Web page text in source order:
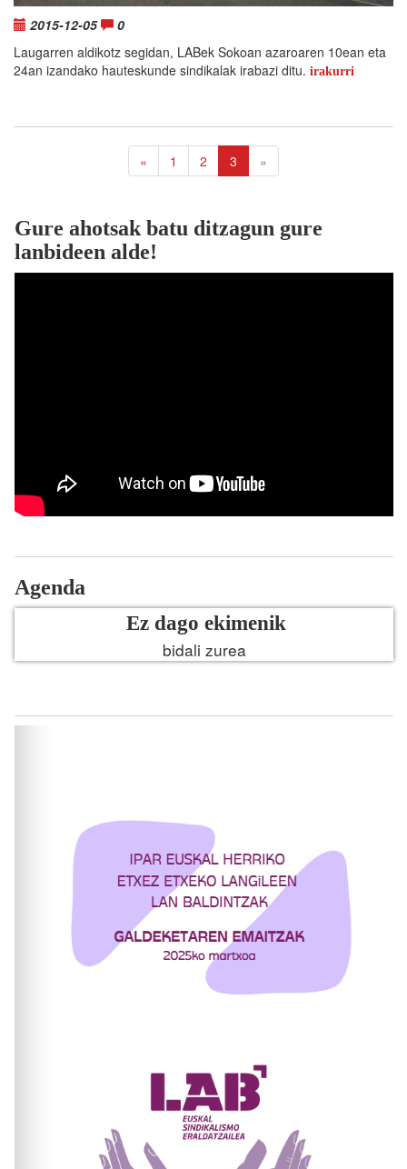
2015-12-05
0
Laugarren aldikotz segidan, LABek Sokoan azaroaren 10ean eta
24an izandako hauteskunde sindikalak irabazi ditu. irakurri
« 1 2 3 »
Gure ahotsak batu ditzagun gure
lanbideen alde!
Agenda
Ez dago ekimenik
bidali zurea